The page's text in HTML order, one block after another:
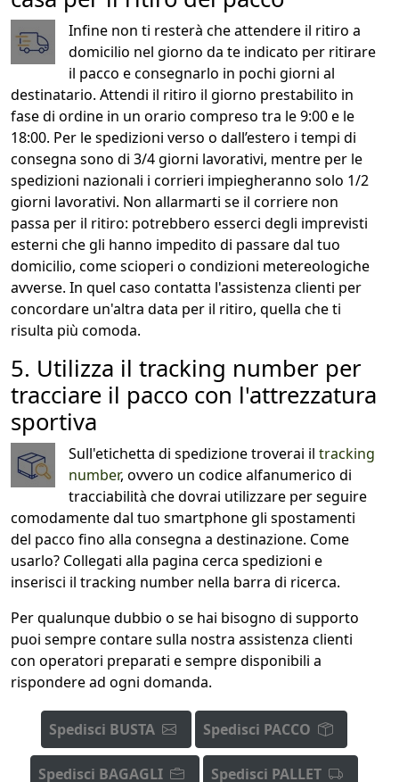
Infine non ti resterà che attendere il ritiro a
domicilio nel giorno da te indicato per ritirare
il pacco e consegnarlo in pochi giorni al
destinatario. Attendi il ritiro il giorno prestabilito in
fase di ordine in un orario compreso tra le 9:00 e le
18:00. Per le spedizioni verso o dall’estero i tempi di
consegna sono di 3/4 giorni lavorativi, mentre per le
spedizioni nazionali i corrieri impiegheranno solo 1/2
giorni lavorativi. Non allarmarti se il corriere non
passa per il ritiro: potrebbero esserci degli imprevisti
esterni che gli hanno impedito di passare dal tuo
domicilio, come scioperi o condizioni metereologiche
avverse. In quel caso contatta l'assistenza clienti per
concordare un'altra data per il ritiro, quella che ti
risulta più comoda.
5. Utilizza il tracking number per
tracciare il pacco con l'attrezzatura
sportiva
Sull'etichetta di spedizione troverai il tracking
number, ovvero un codice alfanumerico di
tracciabilità che dovrai utilizzare per seguire
comodamente dal tuo smartphone gli spostamenti
del pacco fino alla consegna a destinazione. Come
usarlo? Collegati alla pagina cerca spedizioni e
inserisci il tracking number nella barra di ricerca.
Per qualunque dubbio o se hai bisogno di supporto
puoi sempre contare sulla nostra assistenza clienti
con operatori preparati e sempre disponibili a
rispondere ad ogni domanda.
Spedisci BUSTA Spedisci PACCO
Spedisci BAGAGLI Spedisci PALLET